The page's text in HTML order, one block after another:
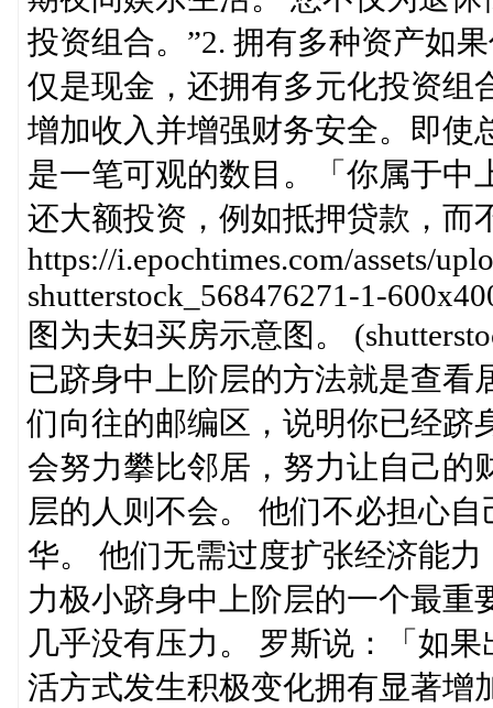
投资组合。”2. 拥有多种资产如
仅是现金，还拥有多元化投资组
增加收入并增强财务安全。即使
是一笔可观的数目。「你属于中
还大额投资，例如抵押贷款，而
https://i.epochtimes.com/assets/
shutterstock_568476271-1-
图为夫妇买房示意图。
已跻身中上阶层的方法就是查看
们向往的邮编区，说明你已经跻
会努力攀比邻居，努力让自己的
层的人则不会。 他们不必担心
华。 他们无需过度扩张经济能
力极小跻身中上阶层的一个最重
几乎没有压力。 罗斯说：「如
活方式发生积极变化拥有显著增